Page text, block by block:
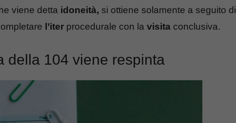
viene detta idoneità, si ottiene solamente a seguito di
l’iter procedurale con la visita conclusiva.
della 104 viene respinta